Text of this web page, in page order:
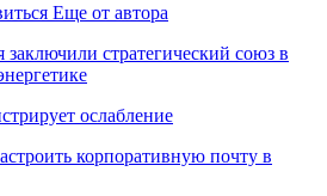
Еще от автора
стратегический союз в
ослабление
корпоративную почту в